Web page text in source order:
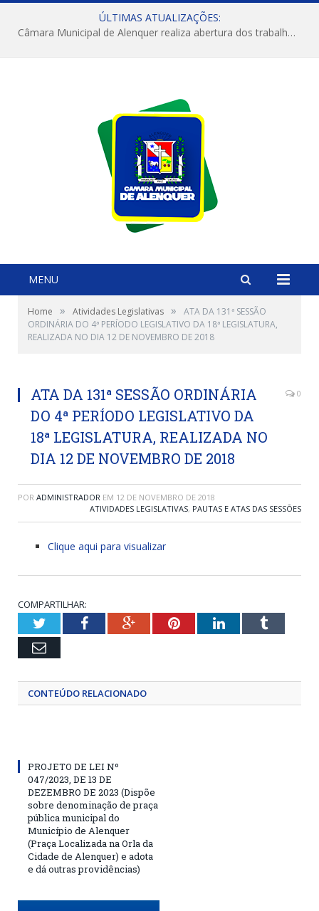
ÚLTIMAS ATUALIZAÇÕES:
Câmara Municipal de Alenquer realiza abertura dos trabalhos do 4º Período Legislativo
MENU
Home » Atividades Legislativas »
ATA DA 131ª SESSÃO
ORDINÁRIA DO 4ª PERÍODO LEGISLATIVO DA 18ª LEGISLATURA,
REALIZADA NO DIA 12 DE NOVEMBRO DE 2018
ATA DA 131ª SESSÃO ORDINÁRIA
DO 4ª PERÍODO LEGISLATIVO DA
18ª LEGISLATURA, REALIZADA NO
DIA 12 DE NOVEMBRO DE 2018
0
POR ADMINISTRADOR EM 12 DE NOVEMBRO DE 2018
ATIVIDADES LEGISLATIVAS, PAUTAS E ATAS DAS SESSÕES
Clique aqui para visualizar
COMPARTILHAR:
TwitterFacebookGoogle+PinterestLinkedInTumblr
Email
CONTEÚDO RELACIONADO
PROJETO DE LEI Nº
047/2023, DE 13 DE
DEZEMBRO DE 2023 (Dispõe
sobre denominação de praça
pública municipal do
Município de Alenquer
(Praça Localizada na Orla da
Cidade de Alenquer) e adota
e dá outras providências)